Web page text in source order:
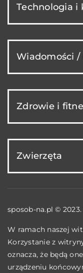
Technologia i
Wiadomości
Zdrowie i
Zwierzęta
sposob-na.pl ©
W ramach naszej
Korzystanie z
oznacza, że będą
urządzeniu